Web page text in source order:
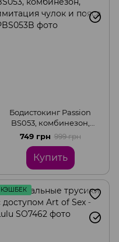
Бодистокинг Passion
BS053, комбинезон,
имитация чулок и пояса,
Black, S-L
749 грн 999 грн
Купить
КЭШБЕК